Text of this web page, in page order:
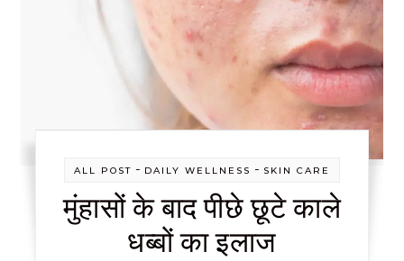
ALL POST - DAILY WELLNESS - SKIN CARE
मुंहासों के बाद पीछे छूटे काले
धब्बों का इलाज